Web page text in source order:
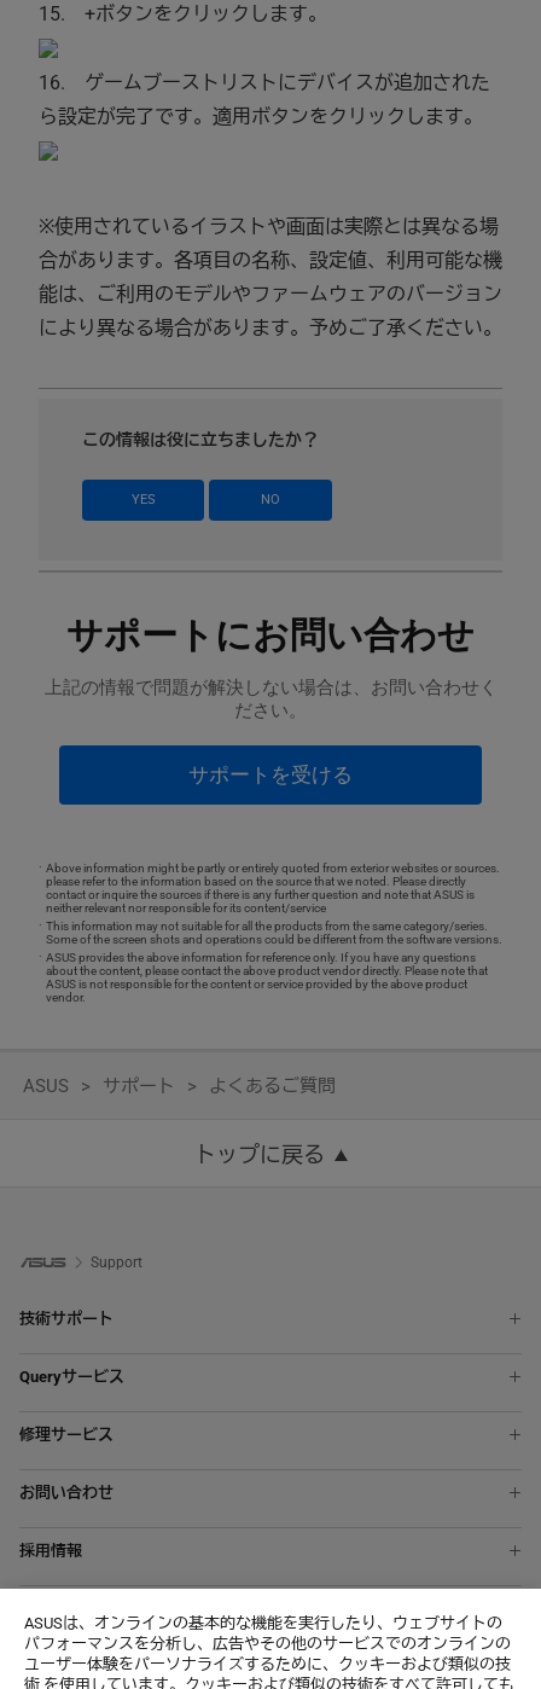
ASUSは、オンラインの基本的な機能を実行したり、ウェブサイトの
パフォーマンスを分析し、広告やその他のサービスでのオンラインの
ユーザー体験をパーソナライズするために、クッキーおよび類似の技
術 を使用しています。クッキーおよび類似の技術をすべて許可しても
15. +ボタンをクリックします。
16. ゲームブーストリストにデバイスが追加された
ら設定が完了です。適用ボタンをクリックします。
※使用されているイラストや画面は実際とは異なる場
合があります。各項目の名称、設定値、利用可能な機
能は、ご利用のモデルやファームウェアのバージョン
により異なる場合があります。予めご了承ください。
この情報は役に立ちましたか？
YES NO
サポートにお問い合わせ
上記の情報で問題が解決しない場合は、お問い合わせく
ださい。
サポートを受ける
Above information might be partly or entirely quoted from exterior websites or sources.
please refer to the information based on the source that we noted. Please directly
contact or inquire the sources if there is any further question and note that ASUS is
neither relevant nor responsible for its content/service
This information may not suitable for all the products from the same category/series.
Some of the screen shots and operations could be different from the software versions.
ASUS provides the above information for reference only. If you have any questions
about the content, please contact the above product vendor directly. Please note that
ASUS is not responsible for the content or service provided by the above product
vendor.
ASUS サポート よくあるご質問
トップに戻る
Support
技術サポート
スマートフォン
マザーボード
デスクトップパソコン
Queryサービス
修理状況を確認する
修理サービス
修理・お預かり品の状況確認
修理サービスご利用注意点(免責事項)
お問い合わせ
メールでのお問い合わせ
個人データに関する顧客のリクエスト
About CSR for global
採用情報
Wantedly